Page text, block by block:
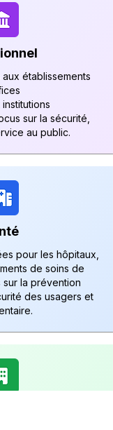
établissements
sur la sécurité,
au public.
pour les hôpitaux,
de soins de
la prévention
des usagers et